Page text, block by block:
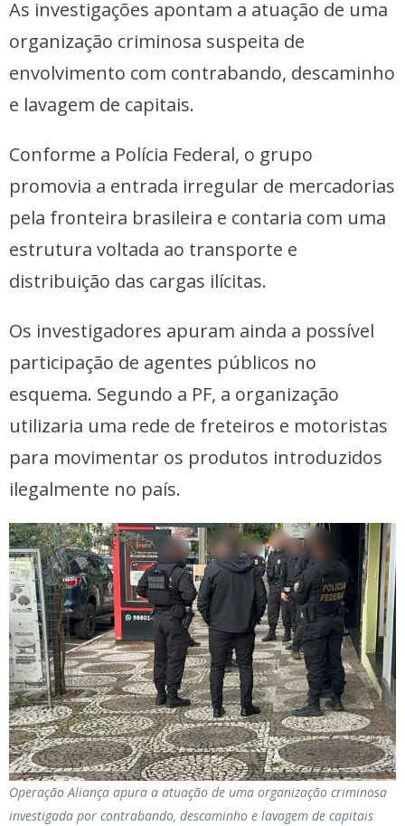
As investigações apontam a atuação de uma
organização criminosa suspeita de
envolvimento com contrabando, descaminho
e lavagem de capitais.
Conforme a Polícia Federal, o grupo
promovia a entrada irregular de mercadorias
pela fronteira brasileira e contaria com uma
estrutura voltada ao transporte e
distribuição das cargas ilícitas.
Os investigadores apuram ainda a possível
participação de agentes públicos no
esquema. Segundo a PF, a organização
utilizaria uma rede de freteiros e motoristas
para movimentar os produtos introduzidos
ilegalmente no país.
Operação Aliança apura a atuação de uma organização criminosa
investigada por contrabando, descaminho e lavagem de capitais